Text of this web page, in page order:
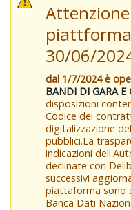
30/06/
dal 1/7/2024 è
BANDI DI GARA
disposizioni
Codice dei
digitalizzazione
pubblici.La
indicazioni
declinate con
successivi
piattaforma sono
Banca Dati